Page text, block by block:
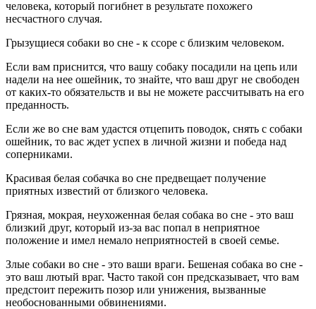
человека, который погибнет в результате похожего
несчастного случая.
Грызущиеся собаки во сне - к ссоре с близким человеком.
Если вам приснится, что вашу собаку посадили на цепь или
надели на нее ошейник, то знайте, что ваш друг не свободен
от каких-то обязательств и вы не можете рассчитывать на его
преданность.
Если же во сне вам удастся отцепить поводок, снять с собаки
ошейник, то вас ждет успех в личной жизни и победа над
соперниками.
Красивая белая собачка во сне предвещает получение
приятных известий от близкого человека.
Грязная, мокрая, неухоженная белая собака во сне - это ваш
близкий друг, который из-за вас попал в неприятное
положение и имел немало неприятностей в своей семье.
Злые собаки во сне - это ваши враги. Бешеная собака во сне -
это ваш лютый враг. Часто такой сон предсказывает, что вам
предстоит пережить позор или унижения, вызванные
необоснованными обвинениями.